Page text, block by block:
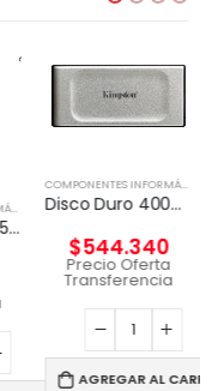
COMPONENTES INFORMÁTICOS DISCO EXTERNO
SSD Samsung 256 GB / Unidad de estado sólido
COMPONENTES INFORMÁTICOS
Disco Duro 4000G PORTABLE SSD XS2000
$544.340
Precio Oferta
Transferencia
AGREGAR AL